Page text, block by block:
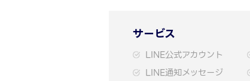
サービス
LINE公式アカウント
LINE通知メッセージ